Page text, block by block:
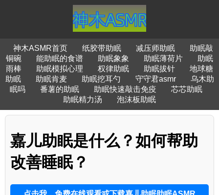
神木ASMR首页 纸胶带助眠 减压师助眠
助眠敲
铜碗
能助眠的食谱 助眠象象 助眠薄荷片
助眠
雨棒
助眠模拟心理 权律助眠 助眠拔针
地球糖
助眠
助眠肯麦 助眠挖耳勺 守守君asmr
乌木助
眠吗
番薯的助眠 助眠快速敲击免疫
芯芯助眠
助眠精力汤
泡沫板助眠
嘉儿助眠是什么？如何帮助
改善睡眠？